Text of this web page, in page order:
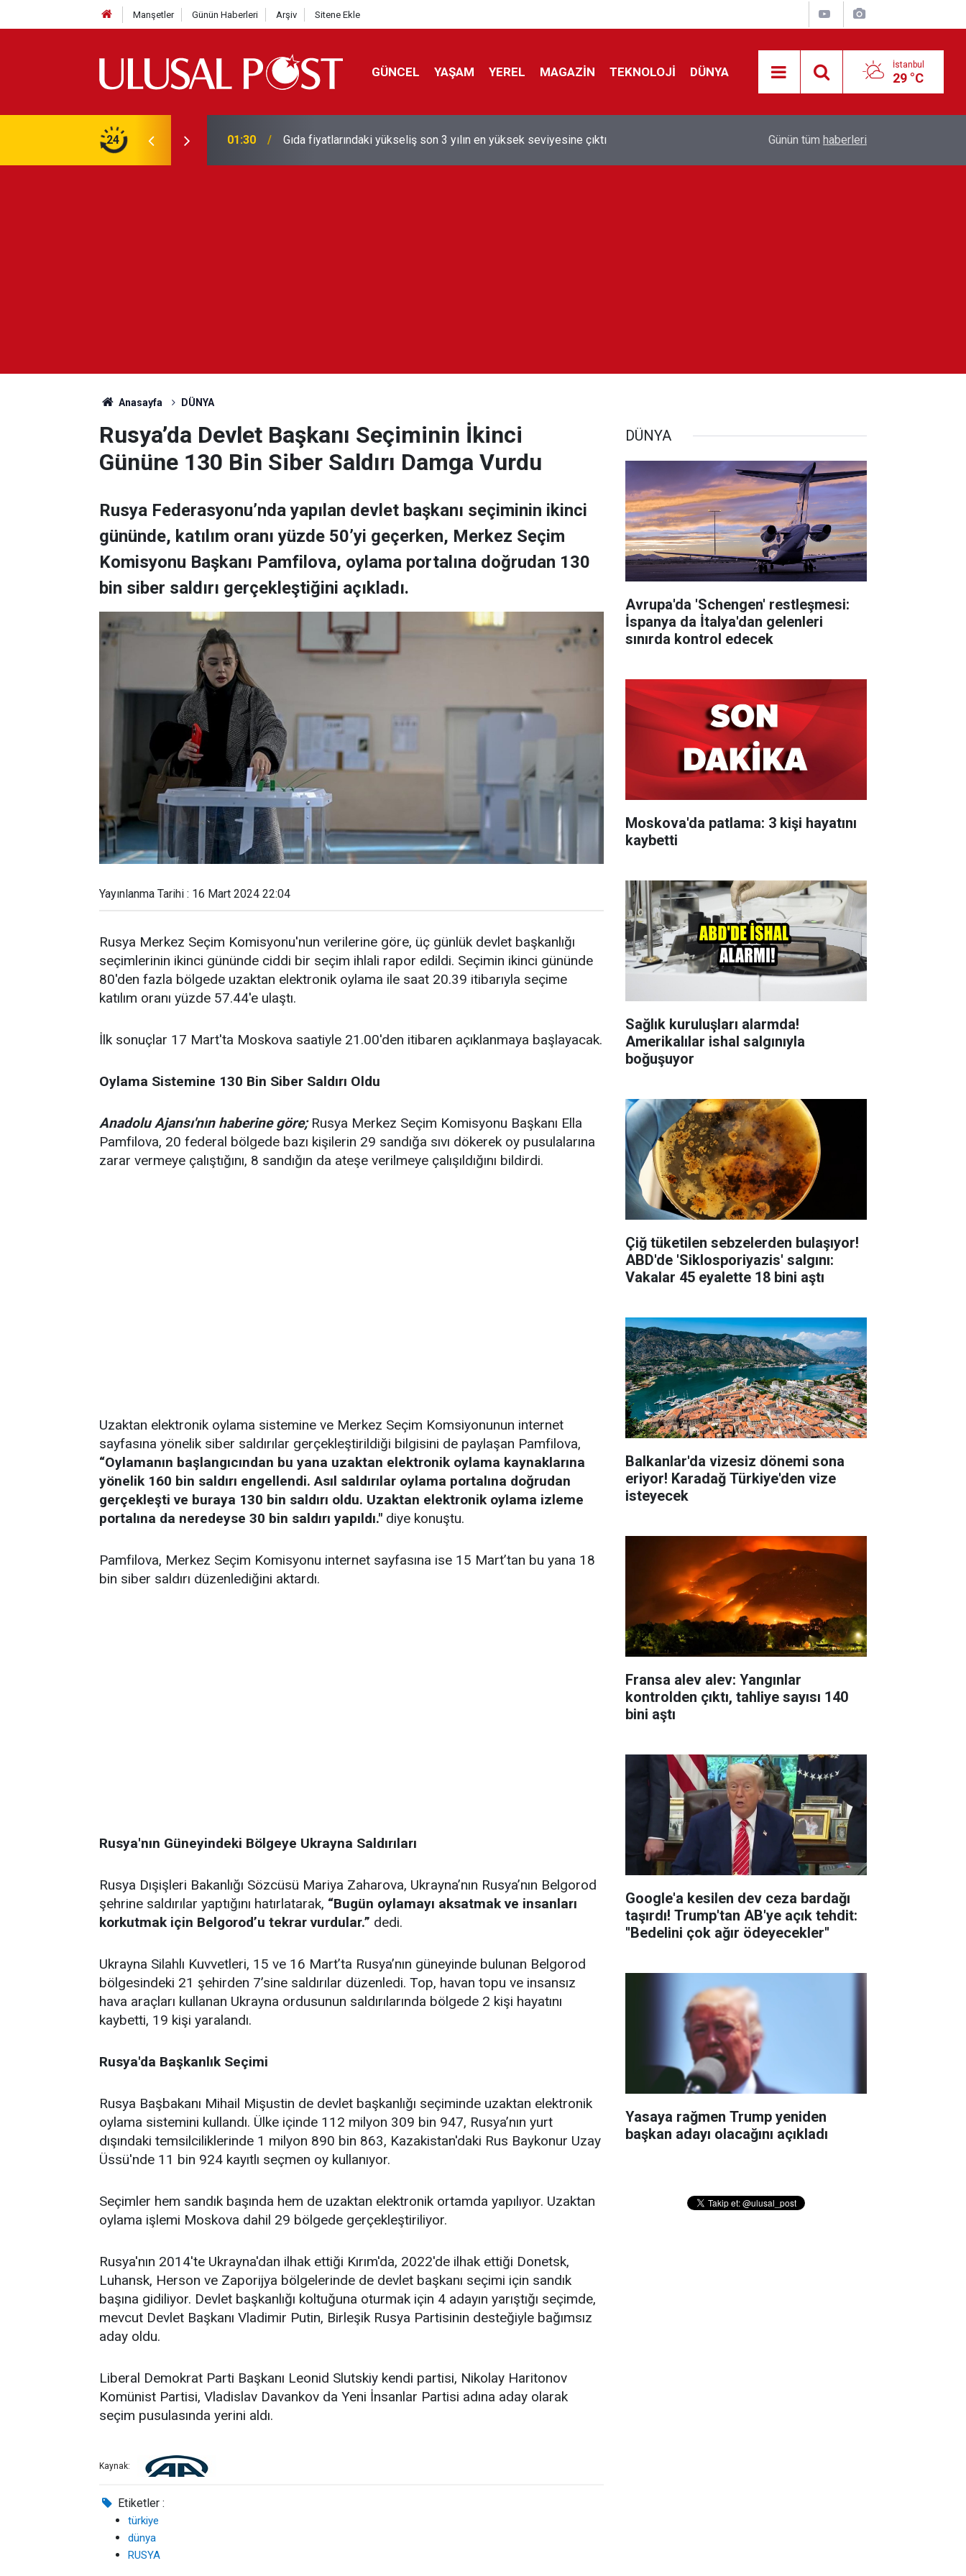
Manşetler Günün Haberleri Arşiv Sitene Ekle
GÜNCEL YAŞAM YEREL MAGAZİN TEKNOLOJİ DÜNYA İstanbul
29 °C
24
en yüksek seviyesine çıktı 01:26 Galatasaray'dan sekiz kişi hakkında savcılığa suç duyurusu
kontrol edecek
Günün tüm haberleri
Anasayfa DÜNYA
Rusya’da Devlet Başkanı Seçiminin İkinci
Gününe 130 Bin Siber Saldırı Damga Vurdu
Rusya Federasyonu’nda yapılan devlet başkanı seçiminin ikinci
gününde, katılım oranı yüzde 50’yi geçerken, Merkez Seçim
Komisyonu Başkanı Pamfilova, oylama portalına doğrudan 130
bin siber saldırı gerçekleştiğini açıkladı.
Yayınlanma Tarihi : 16 Mart 2024 22:04
Rusya Merkez Seçim Komisyonu'nun verilerine göre, üç günlük devlet başkanlığı
seçimlerinin ikinci gününde ciddi bir seçim ihlali rapor edildi. Seçimin ikinci gününde
80'den fazla bölgede uzaktan elektronik oylama ile saat 20.39 itibarıyla seçime
katılım oranı yüzde 57.44'e ulaştı.
İlk sonuçlar 17 Mart'ta Moskova saatiyle 21.00'den itibaren açıklanmaya başlayacak.
Oylama Sistemine 130 Bin Siber Saldırı Oldu
Anadolu Ajansı'nın haberine göre;Rusya Merkez Seçim Komisyonu Başkanı Ella
Pamfilova, 20 federal bölgede bazı kişilerin 29 sandığa sıvı dökerek oy pusulalarına
zarar vermeye çalıştığını, 8 sandığın da ateşe verilmeye çalışıldığını bildirdi.
Uzaktan elektronik oylama sistemine ve Merkez Seçim Komsiyonunun internet
sayfasına yönelik siber saldırılar gerçekleştirildiği bilgisini de paylaşan Pamfilova,
“Oylamanın başlangıcından bu yana uzaktan elektronik oylama kaynaklarına
yönelik 160 bin saldırı engellendi. Asıl saldırılar oylama portalına doğrudan
gerçekleşti ve buraya 130 bin saldırı oldu. Uzaktan elektronik oylama izleme
portalına da neredeyse 30 bin saldırı yapıldı." diye konuştu.
Pamfilova, Merkez Seçim Komisyonu internet sayfasına ise 15 Mart’tan bu yana 18
bin siber saldırı düzenlediğini aktardı.
Rusya'nın Güneyindeki Bölgeye Ukrayna Saldırıları
Rusya Dışişleri Bakanlığı Sözcüsü Mariya Zaharova, Ukrayna’nın Rusya’nın Belgorod
şehrine saldırılar yaptığını hatırlatarak, “Bugün oylamayı aksatmak ve insanları
korkutmak için Belgorod’u tekrar vurdular.” dedi.
Ukrayna Silahlı Kuvvetleri, 15 ve 16 Mart’ta Rusya’nın güneyinde bulunan Belgorod
bölgesindeki 21 şehirden 7’sine saldırılar düzenledi. Top, havan topu ve insansız
hava araçları kullanan Ukrayna ordusunun saldırılarında bölgede 2 kişi hayatını
kaybetti, 19 kişi yaralandı.
Rusya'da Başkanlık Seçimi
Rusya Başbakanı Mihail Mişustin de devlet başkanlığı seçiminde uzaktan elektronik
oylama sistemini kullandı. Ülke içinde 112 milyon 309 bin 947, Rusya’nın yurt
dışındaki temsilciliklerinde 1 milyon 890 bin 863, Kazakistan'daki Rus Baykonur Uzay
Üssü'nde 11 bin 924 kayıtlı seçmen oy kullanıyor.
Seçimler hem sandık başında hem de uzaktan elektronik ortamda yapılıyor. Uzaktan
oylama işlemi Moskova dahil 29 bölgede gerçekleştiriliyor.
Rusya'nın 2014'te Ukrayna'dan ilhak ettiği Kırım'da, 2022'de ilhak ettiği Donetsk,
Luhansk, Herson ve Zaporijya bölgelerinde de devlet başkanı seçimi için sandık
başına gidiliyor. Devlet başkanlığı koltuğuna oturmak için 4 adayın yarıştığı seçimde,
mevcut Devlet Başkanı Vladimir Putin, Birleşik Rusya Partisinin desteğiyle bağımsız
aday oldu.
Liberal Demokrat Parti Başkanı Leonid Slutskiy kendi partisi, Nikolay Haritonov
Komünist Partisi, Vladislav Davankov da Yeni İnsanlar Partisi adına aday olarak
seçim pusulasında yerini aldı.
Kaynak:
Etiketler :
türkiye
dünya
RUSYA
DÜNYA
Avrupa'da 'Schengen' restleşmesi:
İspanya da İtalya'dan gelenleri
sınırda kontrol edecek
Moskova'da patlama: 3 kişi hayatını
kaybetti
Sağlık kuruluşları alarmda!
Amerikalılar ishal salgınıyla
boğuşuyor
Çiğ tüketilen sebzelerden bulaşıyor!
ABD'de 'Siklosporiyazis' salgını:
Vakalar 45 eyalette 18 bini aştı
Balkanlar'da vizesiz dönemi sona
eriyor! Karadağ Türkiye'den vize
isteyecek
Fransa alev alev: Yangınlar
kontrolden çıktı, tahliye sayısı 140
bini aştı
Google'a kesilen dev ceza bardağı
taşırdı! Trump'tan AB'ye açık tehdit:
''Bedelini çok ağır ödeyecekler''
Yasaya rağmen Trump yeniden
başkan adayı olacağını açıkladı